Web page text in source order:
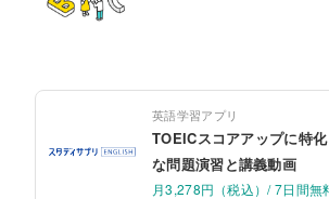
英語学習アプリ
TOEICスコアアップに特
な問題演習と講義動画
月3,278円（税込）/ 7日間無